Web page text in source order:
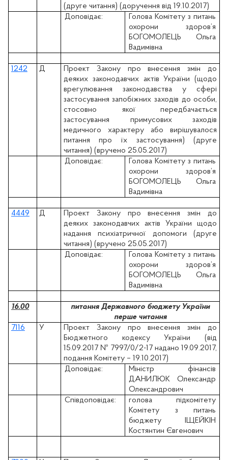
(друге читання) (доручення від 19.10.2017)
Доповідає:
Голова Комітету з питань
охорони здоров’я
БОГОМОЛЕЦЬ Ольга
Вадимівна
1242 Д
Проект Закону про внесення змін до
деяких законодавчих актів України (щодо
врегулювання законодавства у сфері
застосування запобіжних заходів до особи,
стосовно якої передбачається
застосування примусових заходів
медичного характеру або вирішувалося
питання про їх застосування) (друге
читання) (вручено 25.05.2017)
Доповідає:
Голова Комітету з питань
охорони здоров’я
БОГОМОЛЕЦЬ Ольга
Вадимівна
4449 Д
Проект Закону про внесення змін до
деяких законодавчих актів України щодо
надання психіатричної допомоги (друге
читання) (вручено 25.05.2017)
Доповідає:
Голова Комітету з питань
охорони здоров’я
БОГОМОЛЕЦЬ Ольга
Вадимівна
16.00
питання Державного бюджету України
перше читання
7116
У
Проект Закону про внесення змін до
Бюджетного кодексу України (вiд
15.09.2017 № 7997/0/2-17 надано 19.09.2017,
подання Комітету – 19.10.2017)
Доповідає:
Міністр фінансів
ДАНИЛЮК Олександр
Олександрович
Співдоповідає:
голова підкомітету
Комітету з питань
бюджету ІЩЕЙКІН
Костянтин Євгенович